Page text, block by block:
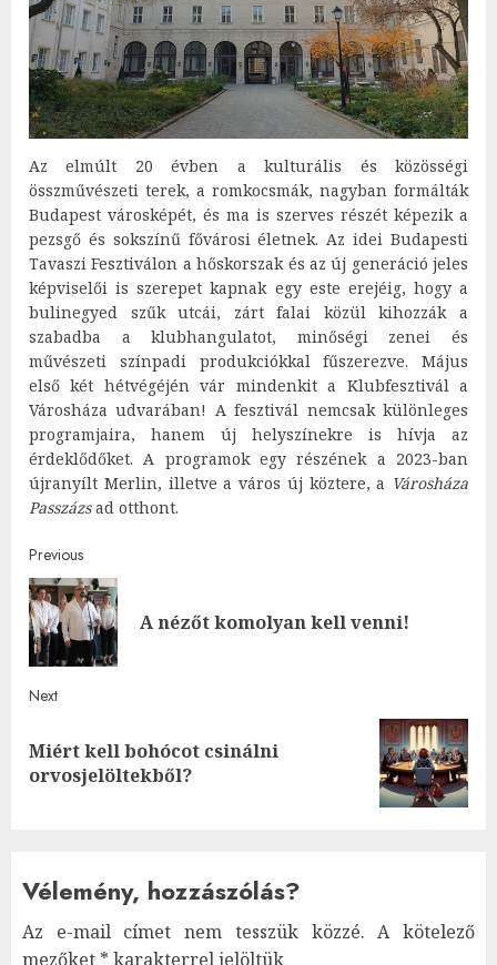
Az elmúlt 20 évben a kulturális és közösségi
összművészeti terek, a romkocsmák, nagyban formálták
Budapest városképét, és ma is szerves részét képezik a
pezsgő és sokszínű fővárosi életnek. Az idei Budapesti
Tavaszi Fesztiválon a hőskorszak és az új generáció jeles
képviselői is szerepet kapnak egy este erejéig, hogy a
bulinegyed szűk utcái, zárt falai közül kihozzák a
szabadba a klubhangulatot, minőségi zenei és
művészeti színpadi produkciókkal fűszerezve. Május
első két hétvégéjén vár mindenkit a Klubfesztivál a
Városháza udvarában! A fesztivál nemcsak különleges
programjaira, hanem új helyszínekre is hívja az
érdeklődőket. A programok egy részének a 2023-ban
újranyílt Merlin, illetve a város új köztere, a Városháza
Passzázsad otthont.
Post
navigation
Previous
A nézőt komolyan kell venni!
Next
Next
post:
Miért kell bohócot csinálni
orvosjelöltekből?
Vélemény, hozzászólás?
Az e-mail címet nem tesszük közzé. A kötelező
mezőket * karakterrel jelöltük